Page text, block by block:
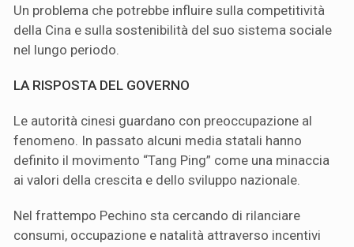
Un problema che potrebbe influire sulla competitività
della Cina e sulla sostenibilità del suo sistema sociale
nel lungo periodo.
LA RISPOSTA DEL GOVERNO
Le autorità cinesi guardano con preoccupazione al
fenomeno. In passato alcuni media statali hanno
definito il movimento “Tang Ping” come una minaccia
ai valori della crescita e dello sviluppo nazionale.
Nel frattempo Pechino sta cercando di rilanciare
consumi, occupazione e natalità attraverso incentivi